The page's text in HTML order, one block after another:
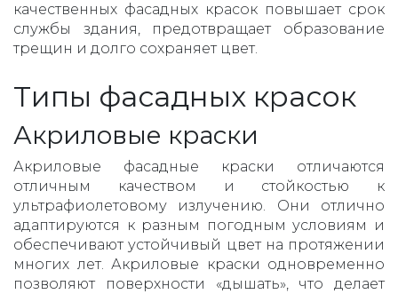
качественных фасадных красок повышает срок
службы здания, предотвращает образование
трещин и долго сохраняет цвет.
Типы фасадных красок
Акриловые краски
Акриловые фасадные краски отличаются
отличным качеством и стойкостью к
ультрафиолетовому излучению. Они отлично
адаптируются к разным погодным условиям и
обеспечивают устойчивый цвет на протяжении
многих лет. Акриловые краски одновременно
позволяют поверхности «дышать», что делает